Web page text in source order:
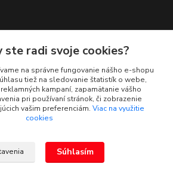
ste radi svoje cookies?
na správne fungovanie nášho e-shopu
tiež na sledovanie štatistík o webe,
kampaní, zapamätanie vášho
pri používaní stránok, či zobrazenie
vašim preferenciám. Viac na využitie
cookies
Súhlasím